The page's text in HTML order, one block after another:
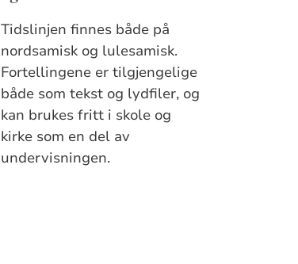
Tidslinjen finnes både på
nordsamisk og lulesamisk.
Fortellingene er tilgjengelige
både som tekst og lydfiler, og
kan brukes fritt i skole og
kirke som en del av
undervisningen.